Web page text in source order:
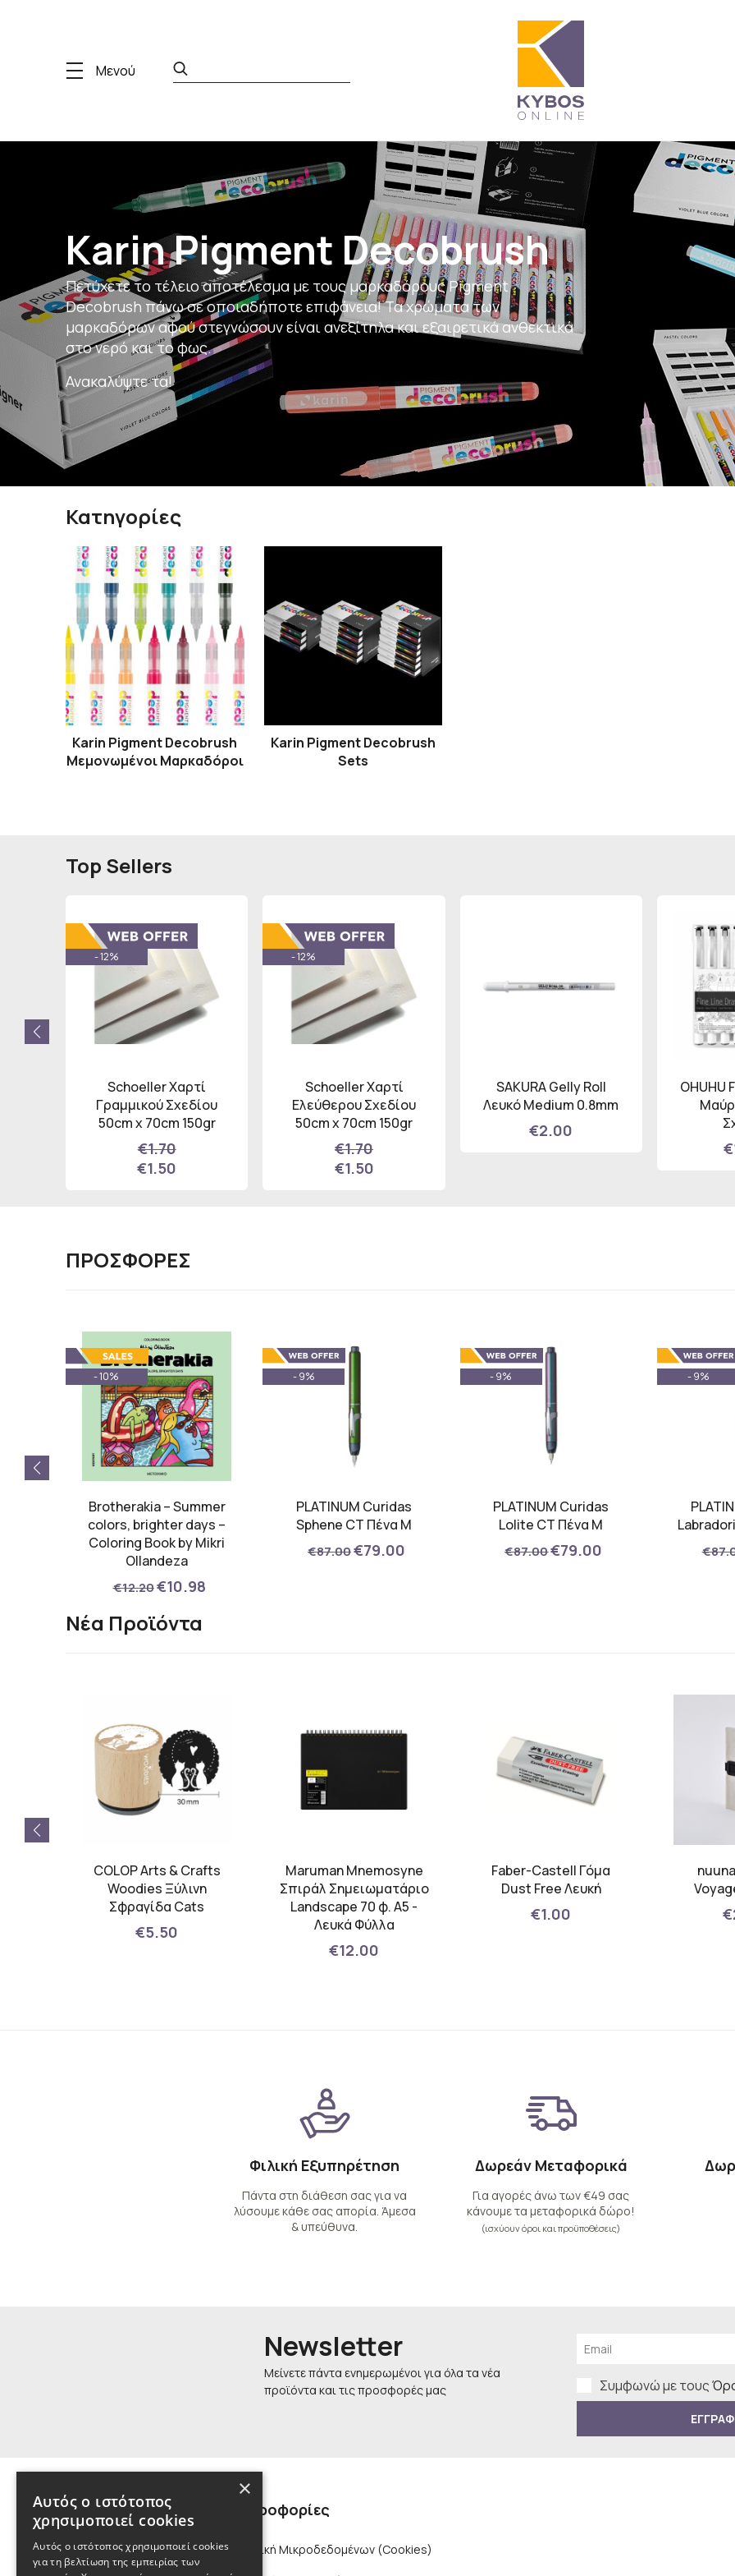
Μενού
Karin Pigment Decobrush
Πετύχετε το τέλειο αποτέλεσμα με τους μαρκαδόρους Pigment
Decobrush πάνω σε οποιαδήποτε επιφάνεια! Τα χρώματα των
μαρκαδόρων αφού στεγνώσουν είναι ανεξίτηλα και εξαιρετικά ανθεκτικά
στο νερό και το φως.
Ανακαλύψτε τα!
Κατηγορίες
Karin Pigment Decobrush
Μεμονωμένοι Μαρκαδόροι
Karin Pigment Decobrush
Sets
Top Sellers
- 12%
Schoeller Χαρτί
Γραμμικού Σχεδίου
50cm x 70cm 150gr
€1.70
€1.50
- 12%
Schoeller Χαρτί
Ελεύθερου Σχεδίου
50cm x 70cm 150gr
€1.70
€1.50
SAKURA Gelly Roll
Λευκό Medium 0.8mm
€2.00
OHUHU
ΠΡΟΣΦΟΡΕΣ
- 10%
Brotherakia – Summer
colors, brighter days –
Coloring Book by Mikri
Ollandeza
€12.20€10.98
- 9%
PLATINUM Curidas
Sphene CT Πένα M
€87.00€79.00
- 9%
PLATINUM Curidas
Lolite CT Πένα M
€87.00€79.00
- 9%
Νέα Προϊόντα
COLOP Arts & Crafts
Woodies Ξύλινη
Σφραγίδα Cats
€5.50
Maruman Mnemosyne
Σπιράλ Σημειωματάριο
Landscape 70 φ. Α5 -
Λευκά Φύλλα
€12.00
Faber-Castell Γόμα
Dust Free Λευκή
€1.00
Φιλική Εξυπηρέτηση
Πάντα στη διάθεση σας για να
λύσουμε κάθε σας απορία. Άμεσα
& υπεύθυνα.
Δωρεάν Μεταφορικά
Για αγορές άνω των €49 σας
κάνουμε τα μεταφορικά δώρο!
(ισχύουν όροι και προϋποθέσεις)
Newsletter
Μείνετε πάντα ενημερωμένοι για όλα τα νέα
προϊόντα και τις προσφορές μας
Συμφωνώ με τους
Πληροφορίες
Πολιτική Μικροδεδομένων (Cookies)
×
Αυτός ο ιστότοπος
χρησιμοποιεί cookies
Αυτός ο ιστότοπος χρησιμοποιεί cookies
για τη βελτίωση της εμπειρίας των